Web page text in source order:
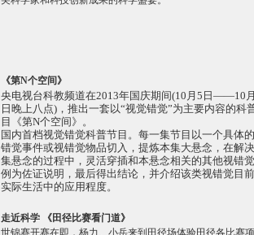
《第N个空间》
央电视台科教频道在2013年国庆期间(10月5日——10
日晚上八点)，推出一套以“视觉错觉”为主要内容的科
目《第N个空间》。
国内首档视觉错觉科普节目。每一集节目以一个具体
错觉事件或视错觉物品切入，提炼本集大悬念，在解
集悬念的过程中，灵活穿插和本悬念相关的其他视错
例为佐证说明，最后得出结论，并介绍该类视错觉目
实际生活中的应用程度。
走近科学 《田径比赛看门道》
世锦赛开赛在即，杨力、小岳来到田径场体验田径各比赛项